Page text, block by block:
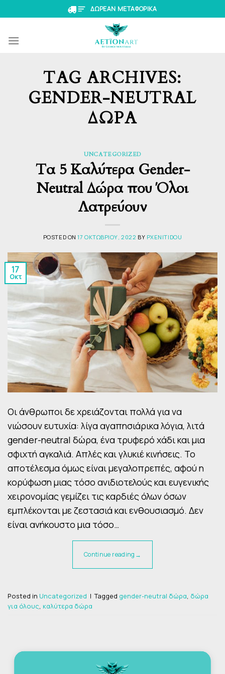
to
ΔΩΡΕΑΝ ΜΕΤΑΦΟΡΙΚΑ
TAG ARCHIVES:
GENDER-NEUTRAL
ΔΏΡΑ
UNCATEGORIZED
Τα 5 Καλύτερα Gender-
Neutral Δώρα που Όλοι
Λατρεύουν
POSTED ON17 ΟΚΤΩΒΡΊΟΥ, 2022 BY PXENITIDOU
17
Οκτ
Οι άνθρωποι δε χρειάζονται πολλά για να
νιώσουν ευτυχία: λίγα αγαπησιάρικα λόγια, λιτά
gender-neutral δώρα, ένα τρυφερό χάδι και μια
σφιχτή αγκαλιά. Απλές και γλυκιέ κινήσεις. Το
αποτέλεσμα όμως είναι μεγαλοπρεπές, αφού η
κορύφωση μιας τόσο ανιδιοτελούς και ευγενικής
χειρονομίας γεμίζει τις καρδιές όλων όσων
εμπλέκονται με ζεστασιά και ενθουσιασμό. Δεν
είναι ανήκουστο μια τόσο…
Continue reading →
Posted in Uncategorized | Tagged gender-neutral δώρα, δώρα
για όλους, καλύτερα δώρα